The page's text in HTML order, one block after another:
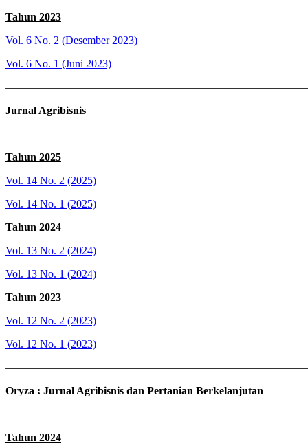
Tahun 2023
Vol. 6 No. 2 (Desember 2023)
Vol. 6 No. 1 (Juni 2023)
Jurnal Agribisnis
Tahun 2025
Vol. 14 No. 2 (2025)
Vol. 14 No. 1 (2025)
Tahun 2024
Vol. 13 No. 2 (2024)
Vol. 13 No. 1 (2024)
Tahun 2023
Vol. 12 No. 2 (2023)
Vol. 12 No. 1 (2023)
Oryza : Jurnal Agribisnis dan Pertanian Berkelanjutan
Tahun 2024